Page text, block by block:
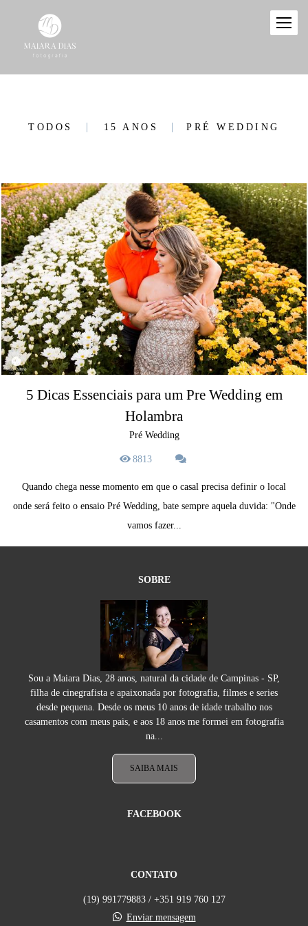
TODOS 15 ANOS PRÉ WEDDING
5 Dicas Essenciais para um Pre Wedding em
Holambra
Pré Wedding
8813
Quando chega nesse momento em que o casal precisa definir o local
onde será feito o ensaio Pré Wedding, bate sempre aquela duvida: "Onde
vamos fazer...
SOBRE
Sou a Maiara Dias, 28 anos, natural da cidade de Campinas - SP,
filha de cinegrafista e apaixonada por fotografia, filmes e series
desde pequena. Desde os meus 10 anos de idade trabalho nos
casamentos com meus pais, e aos 18 anos me formei em fotografia
na...
SAIBA MAIS
FACEBOOK
CONTATO
(19) 991779883 / +351 919 760 127
Enviar mensagem